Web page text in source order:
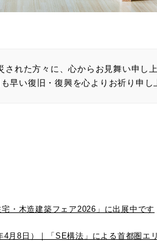
れた方々に、心からお見舞い申し上
早い復旧・復興を心よりお祈り申し
・木造建築フェア2026」に出展中です
4月8日）｜「SE構法」による首都圏エ